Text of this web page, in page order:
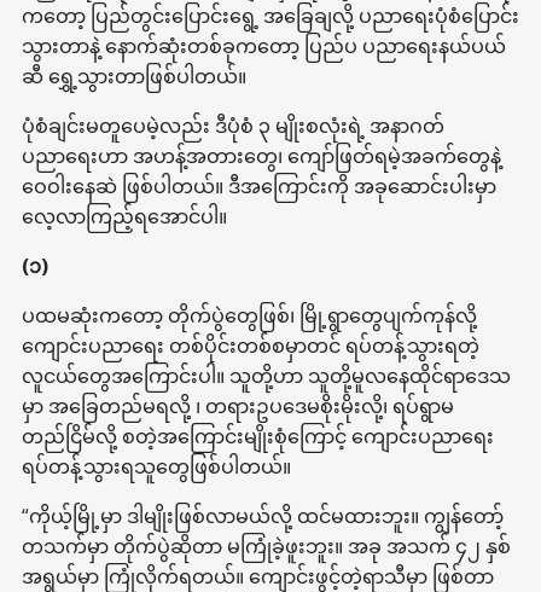
ကတော့ ပြည်တွင်းပြောင်းရွေ့ အခြေချလို့ ပညာရေးပုံစံပြောင်း
သွားတာနဲ့ နောက်ဆုံးတစ်ခုကတော့ ပြည်ပ ပညာရေးနယ်ပယ်
ဆီ ရွှေ့သွားတာဖြစ်ပါတယ်။
ပုံစံချင်းမတူပေမဲ့လည်း ဒီပုံစံ ၃ မျိုးစလုံးရဲ့ အနာဂတ်
ပညာရေးဟာ အဟန့်အတားတွေ၊ ကျော်ဖြတ်ရမဲ့အခက်တွေနဲ့
ဝေဝါးနေဆဲ ဖြစ်ပါတယ်။ ဒီအကြောင်းကို အခုဆောင်းပါးမှာ
လေ့လာကြည့်ရအောင်ပါ။
(၁)
ပထမဆုံးကတော့ တိုက်ပွဲတွေဖြစ်၊ မြို့ရွာတွေပျက်ကုန်လို့
ကျောင်းပညာရေး တစ်ပိုင်းတစ်စမှာတင် ရပ်တန့်သွားရတဲ့
လူငယ်တွေအကြောင်းပါ။ သူတို့ဟာ သူတို့မူလနေထိုင်ရာဒေသ
မှာ အခြေတည်မရလို့ ၊ တရားဥပဒေမစိုးမိုးလို့၊ ရပ်ရွာမ
တည်ငြိမ်လို့ စတဲ့အကြောင်းမျိုးစုံကြောင့် ကျောင်းပညာရေး
ရပ်တန့်သွားရသူတွေဖြစ်ပါတယ်။
“ကိုယ့်မြို့မှာ ဒါမျိုးဖြစ်လာမယ်လို့ ထင်မထားဘူး။ ကျွန်တော့်
တသက်မှာ တိုက်ပွဲဆိုတာ မကြုံခဲ့ဖူးဘူး။ အခု အသက် ၄၂ နှစ်
အရွယ်မှာ ကြုံလိုက်ရတယ်။ ကျောင်းဖွင့်တဲ့ရာသီမှာ ဖြစ်တာ